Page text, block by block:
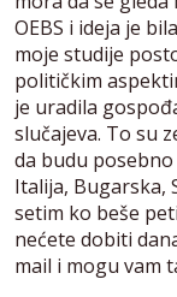
OEBS i ideja je
moje studije
političkim
je uradila
slučajeva. To su
da budu
Italija, Bugarska,
setim ko beše
nećete dobiti
mail i mogu vam